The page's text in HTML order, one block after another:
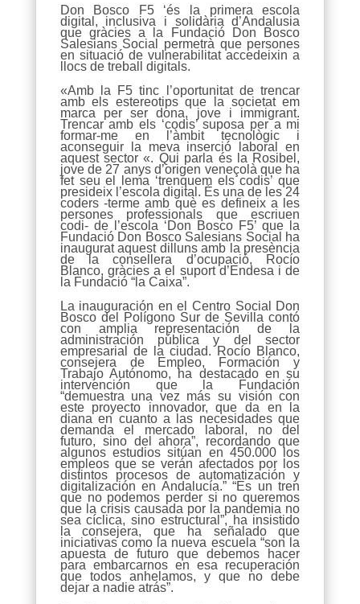
Don Bosco F5 ‘és la primera escola
digital, inclusiva i solidària d’Andalusia
que gràcies a la Fundació Don Bosco
Salesians Social permetrà que persones
en situació de vulnerabilitat accedeixin a
llocs de treball digitals.
«Amb la F5 tinc l’oportunitat de trencar
amb els estereotips que la societat em
marca per ser dona, jove i immigrant.
Trencar amb els ‘codis’ suposa per a mi
formar-me en l’àmbit tecnològic i
aconseguir la meva inserció laboral en
aquest sector «. Qui parla és la Rosibel,
jove de 27 anys d’origen veneçolà que ha
fet seu el lema ‘trenquem els codis’ que
presideix l’escola digital. És una de les 24
coders -terme amb què es defineix a les
persones professionals que escriuen
codi- de l’escola ‘Don Bosco F5’ que la
Fundació Don Bosco Salesians Social ha
inaugurat aquest dilluns amb la presència
de la consellera d’ocupació, Rocío
Blanco, gràcies a el suport d’Endesa i de
la Fundació “la Caixa”.
La inauguración en el Centro Social Don
Bosco del Polígono Sur de Sevilla contó
con amplia representación de la
administración pública y del sector
empresarial de la ciudad. Rocío Blanco,
consejera de Empleo, Formación y
Trabajo Autónomo, ha destacado en su
intervención que la Fundación
“demuestra una vez más su visión con
este proyecto innovador, que da en la
diana en cuanto a las necesidades que
demanda el mercado laboral, no del
futuro, sino del ahora”, recordando que
algunos estudios sitúan en 450.000 los
empleos que se verán afectados por los
distintos procesos de automatización y
digitalización en Andalucía.” “Es un tren
que no podemos perder si no queremos
que la crisis causada por la pandemia no
sea cíclica, sino estructural”, ha insistido
la consejera, que ha señalado que
iniciativas como la nueva escuela “son la
apuesta de futuro que debemos hacer
para embarcarnos en esa recuperación
que todos anhelamos, y que no debe
dejar a nadie atrás”.